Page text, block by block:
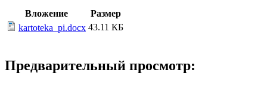
Вложение
Размер
kartoteka_pi.docx 43.11 КБ
Предварительный просмотр: